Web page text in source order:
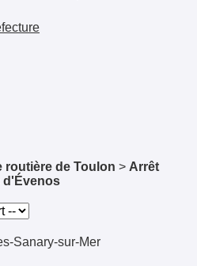
routière de Toulon > Arrêt
d'Évenos
Sanary-sur-Mer